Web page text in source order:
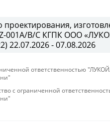
проектирования,
001A/B/C КГПК OOO
22.07.2026 - 07.08.2026
ответственностью
с ограниченной